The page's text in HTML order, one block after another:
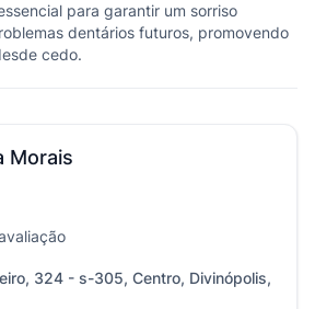
para garantir um sorriso
dentários futuros, promovendo
cedo.
Morais
324 - s-305, Centro, Divinópolis,